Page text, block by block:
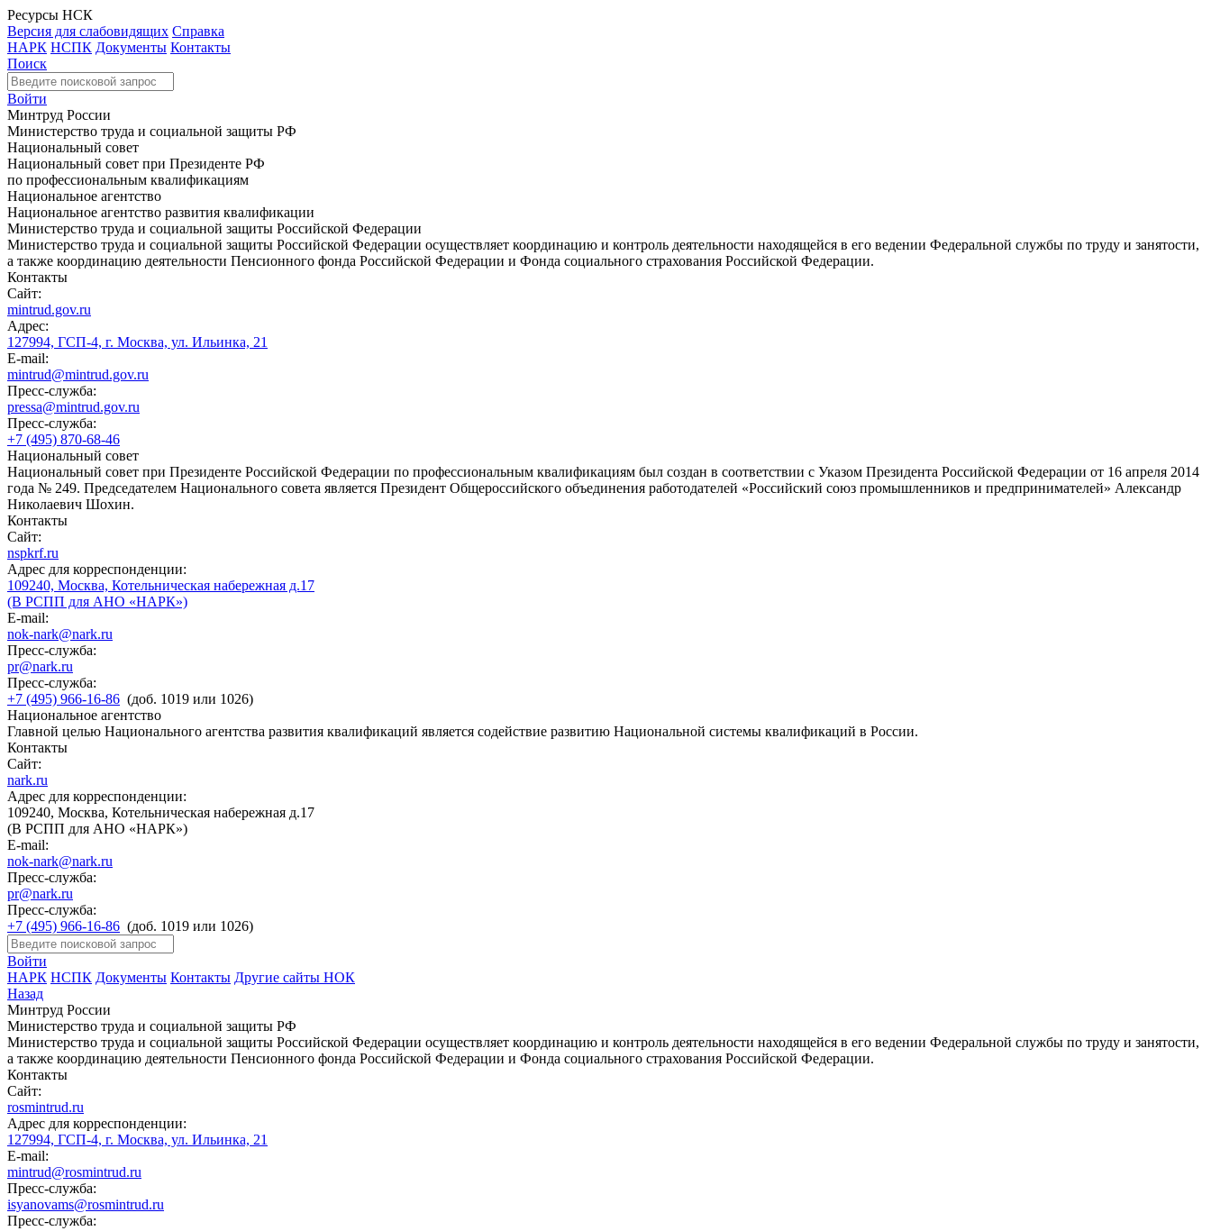
Ресурсы НСК
Версия для слабовидящих Справка
НАРК НСПК Документы Контакты
Поиск
Войти
Минтруд России
Министерство труда и социальной защиты РФ
Национальный совет
Национальный совет при Президенте РФ
по профессиональным квалификациям
Национальное агентство
Национальное агентство развития квалификации
Министерство труда и социальной защиты Российской Федерации
Министерство труда и социальной защиты Российской Федерации осуществляет координацию и контроль деятельности находящейся в его ведении Федеральной службы по труду и занятости,
а также координацию деятельности Пенсионного фонда Российской Федерации и Фонда социального страхования Российской Федерации.
Контакты
Сайт:
mintrud.gov.ru
Адрес:
127994, ГСП-4, г. Москва, ул. Ильинка, 21
E-mail:
mintrud@mintrud.gov.ru
Пресс-служба:
pressa@mintrud.gov.ru
Пресс-служба:
+7 (495) 870-68-46
Национальный совет
Национальный совет при Президенте Российской Федерации по профессиональным квалификациям был создан в соответствии с Указом Президента Российской Федерации от 16 апреля 2014
года № 249. Председателем Национального совета является Президент Общероссийского объединения работодателей «Российский союз промышленников и предпринимателей» Александр
Николаевич Шохин.
Контакты
Сайт:
nspkrf.ru
Адрес для корреспонденции:
109240, Москва, Котельническая набережная д.17
(В РСПП для АНО «НАРК»)
E-mail:
nok-nark@nark.ru
Пресс-служба:
pr@nark.ru
Пресс-служба:
+7 (495) 966-16-86 (доб. 1019 или 1026)
Национальное агентство
Главной целью Национального агентства развития квалификаций является содействие развитию Национальной системы квалификаций в России.
Контакты
Сайт:
nark.ru
Адрес для корреспонденции:
109240, Москва, Котельническая набережная д.17
(В РСПП для АНО «НАРК»)
E-mail:
nok-nark@nark.ru
Пресс-служба:
pr@nark.ru
Пресс-служба:
+7 (495) 966-16-86 (доб. 1019 или 1026)
Войти
НАРК НСПК Документы Контакты Другие сайты НОК
Назад
Минтруд России
Министерство труда и социальной защиты РФ
Министерство труда и социальной защиты Российской Федерации осуществляет координацию и контроль деятельности находящейся в его ведении Федеральной службы по труду и занятости,
а также координацию деятельности Пенсионного фонда Российской Федерации и Фонда социального страхования Российской Федерации.
Контакты
Сайт:
rosmintrud.ru
Адрес для корреспонденции:
127994, ГСП-4, г. Москва, ул. Ильинка, 21
E-mail:
mintrud@rosmintrud.ru
Пресс-служба:
isyanovams@rosmintrud.ru
Пресс-служба: